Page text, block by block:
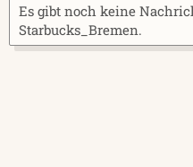
Es gibt noch keine
Starbucks_Bremen.